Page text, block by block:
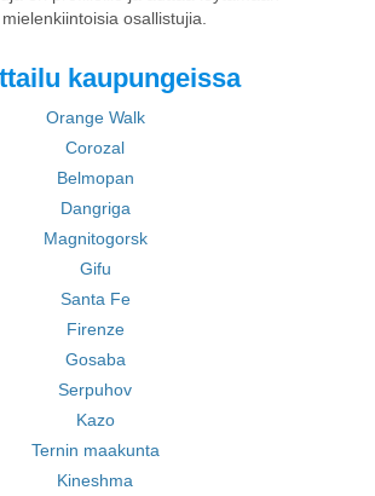
mielenkiintoisia osallistujia.
kaupungeissa
Orange Walk
Corozal
Belmopan
Dangriga
Magnitogorsk
Gifu
Santa Fe
Firenze
Gosaba
Serpuhov
Kazo
Ternin maakunta
Kineshma